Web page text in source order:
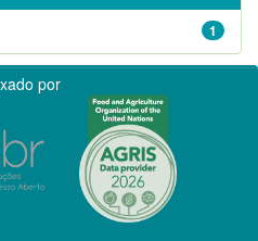
1
por